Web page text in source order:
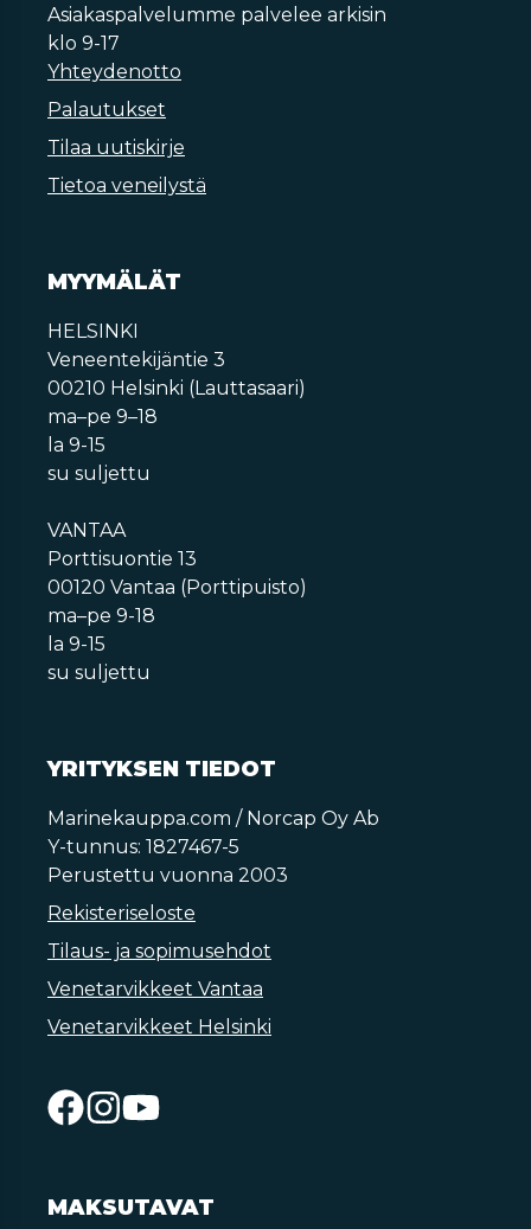
Asiakaspalvelumme palvelee arkisin
klo 9-17
Yhteydenotto
Palautukset
Tilaa uutiskirje
Tietoa veneilystä
MYYMÄLÄT
HELSINKI
Veneentekijäntie 3
00210 Helsinki (Lauttasaari)
ma–pe 9–18
la 9-15
su suljettu
VANTAA
Porttisuontie 13
00120 Vantaa (Porttipuisto)
ma–pe 9-18
la 9-15
su suljettu
YRITYKSEN TIEDOT
Marinekauppa.com / Norcap Oy Ab
Y-tunnus: 1827467-5
Perustettu vuonna 2003
Rekisteriseloste
Tilaus- ja sopimusehdot
Venetarvikkeet Vantaa
Venetarvikkeet Helsinki
MAKSUTAVAT